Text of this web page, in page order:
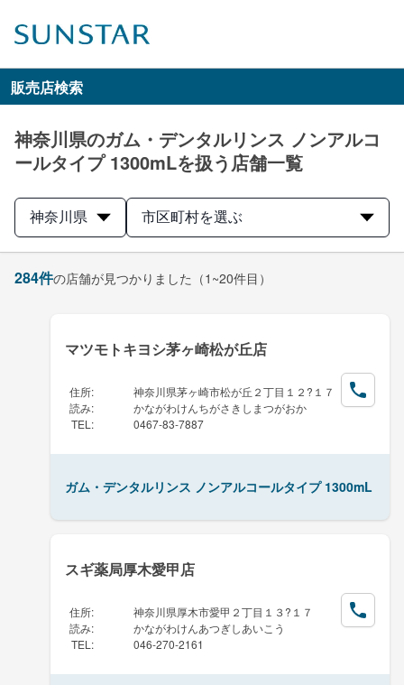
販売店検索
神奈川県のガム・デンタルリンス ノンアルコ
ールタイプ 1300mLを扱う店舗一覧
神奈川県 市区町村を選ぶ
284件の店舗が見つかりました （1~20件目）
マツモトキヨシ茅ヶ崎松が丘店
住所:
神奈川県茅ヶ崎市松が丘２丁目１２?１７
読み:
かながわけんちがさきしまつがおか
TEL : 0467-83-7887
ガム・デンタルリンス ノンアルコールタイプ 1300mL
スギ薬局厚木愛甲店
住所:
神奈川県厚木市愛甲２丁目１３?１７
読み:
かながわけんあつぎしあいこう
TEL : 046-270-2161